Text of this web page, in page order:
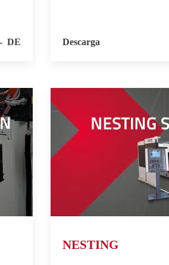
DE Descarga
NESTING